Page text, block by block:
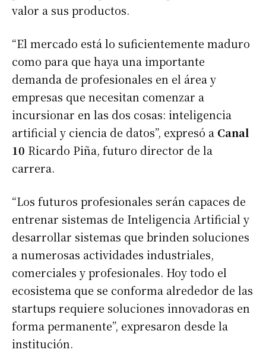
valor a sus productos.
“El mercado está lo suficientemente maduro
como para que haya una importante
demanda de profesionales en el área y
empresas que necesitan comenzar a
incursionar en las dos cosas: inteligencia
artificial y ciencia de datos”, expresó a Canal
10 Ricardo Piña, futuro director de la
carrera.
“Los futuros profesionales serán capaces de
entrenar sistemas de Inteligencia Artificial y
desarrollar sistemas que brinden soluciones
a numerosas actividades industriales,
comerciales y profesionales. Hoy todo el
ecosistema que se conforma alrededor de las
startups requiere soluciones innovadoras en
forma permanente”, expresaron desde la
institución.